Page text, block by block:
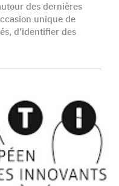
des dernières
unique de
d’identifier des